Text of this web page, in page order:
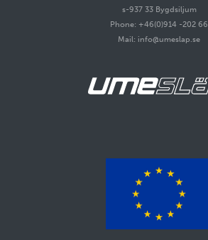
s-937 33 Bygdsiljum
Phone: +46(0)914 -202 66
Mail: info@umeslap.se